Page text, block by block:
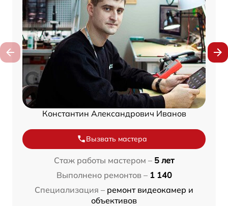
Константин Александрович Иванов
Вызвать мастера
Стаж работы мастером – 5 лет
Выполнено ремонтов – 1 140
Специализация – ремонт видеокамер и
объективов